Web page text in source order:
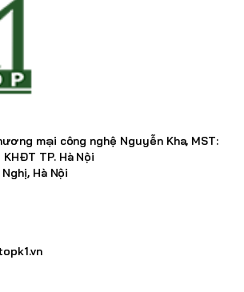
mại công nghệ Nguyễn Kha, MST:
TP. Hà Nội
Hà Nội